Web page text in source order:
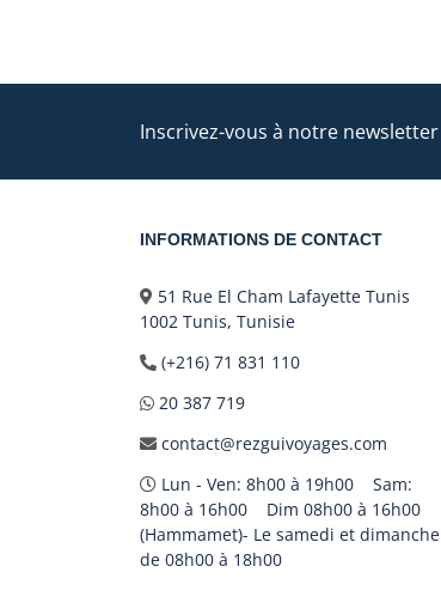
Inscrivez-vous à notre newsletter
INFORMATIONS DE CONTACT
51 Rue El Cham Lafayette Tunis
1002 Tunis, Tunisie
(+216) 71 831 110
20 387 719
contact@rezguivoyages.com
Lun - Ven: 8h00 à 19h00 Sam:
8h00 à 16h00 Dim 08h00 à 16h00
(Hammamet)- Le samedi et dimanche
de 08h00 à 18h00